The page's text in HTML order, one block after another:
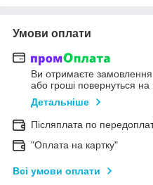
Умови оплати
Ви отримаєте замовлення
або гроші повернуться на
Детальніше
Післяплата по
"Оплата на картку"
Всі умови оплати